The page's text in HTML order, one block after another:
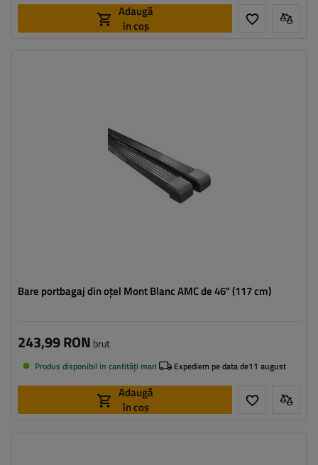
Adaugă
în coș
Bare portbagaj din oțel Mont Blanc AMC de 46" (117 cm)
243,99 RON brut
Produs disponibil in cantități mari Expediem pe data de11 august
Adaugă
în coș